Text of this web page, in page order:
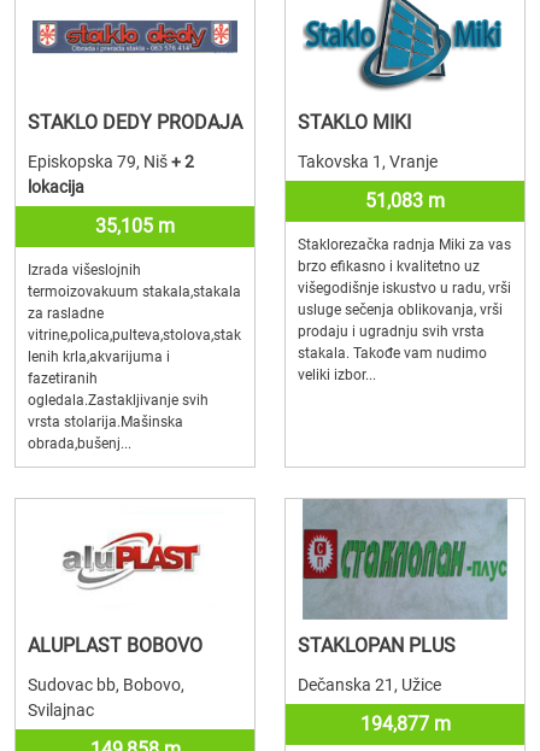
STAKLO DEDY PRODAJA
Episkopska 79, Niš+ 2
lokacija
35,105 m
Izrada višeslojnih
termoizovakuum stakala,stakala
za rasladne
vitrine,polica,pulteva,stolova,stak
lenih krla,akvarijuma i
fazetiranih
ogledala.Zastakljivanje svih
vrsta stolarija.Mašinska
obrada,bušenj...
STAKLO MIKI
Takovska 1, Vranje
51,083 m
Staklorezačka radnja Miki za vas
brzo efikasno i kvalitetno uz
višegodišnje iskustvo u radu, vrši
usluge sečenja oblikovanja, vrši
prodaju i ugradnju svih vrsta
stakala. Takođe vam nudimo
veliki izbor...
ALUPLAST BOBOVO
Sudovac bb, Bobovo,
Svilajnac
STAKLOPAN PLUS
Dečanska 21, Užice
194,877 m